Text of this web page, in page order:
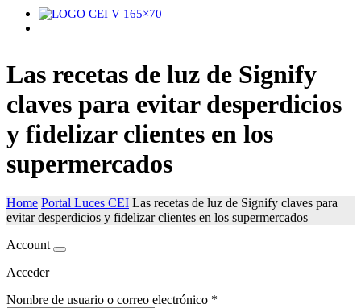
Las recetas de luz de Signify
claves para evitar desperdicios
y fidelizar clientes en los
supermercados
Home Portal Luces CEI Las recetas de luz de Signify claves para
evitar desperdicios y fidelizar clientes en los supermercados
Account
Acceder
Nombre de usuario o correo electrónico *